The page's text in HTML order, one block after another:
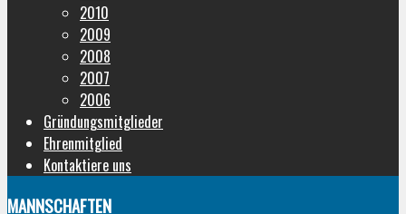
2010
2009
2008
2007
2006
Gründungsmitglieder
Ehrenmitglied
Kontaktiere uns
MANNSCHAFTEN